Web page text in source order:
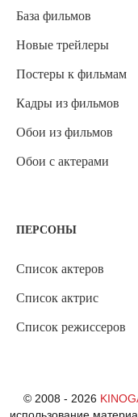
База фильмов
Новые трейлеры
Постеры к фильмам
Кадры из фильмов
Обои из фильмов
Обои с актерами
ПЕРСОНЫ
Список актеров
Список актрис
Список режиссеров
© 2008 - 2026